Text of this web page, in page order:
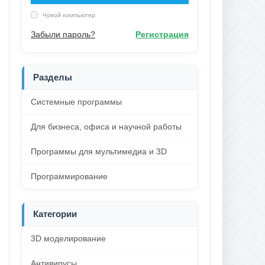
Чужой компьютер
Забыли пароль? Регистрация
Разделы
Системные программы
Для бизнеса, офиса и научной работы
Программы для мультимедиа и 3D
Программирование
Категории
3D моделирование